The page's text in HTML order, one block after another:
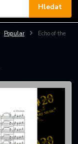
Hledat
Popular
Echo of the